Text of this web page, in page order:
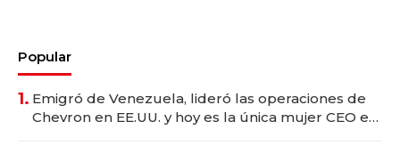
Popular
1. Emigró de Venezuela, lideró las operaciones de
Chevron en EE.UU. y hoy es la única mujer CEO en